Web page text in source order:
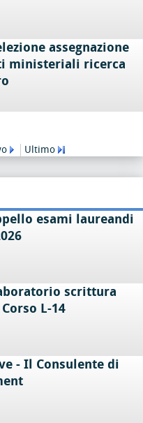
assegnazione
ministeriali ricerca
Ultimo
esami laureandi
scrittura
L-14
- Il Consulente di